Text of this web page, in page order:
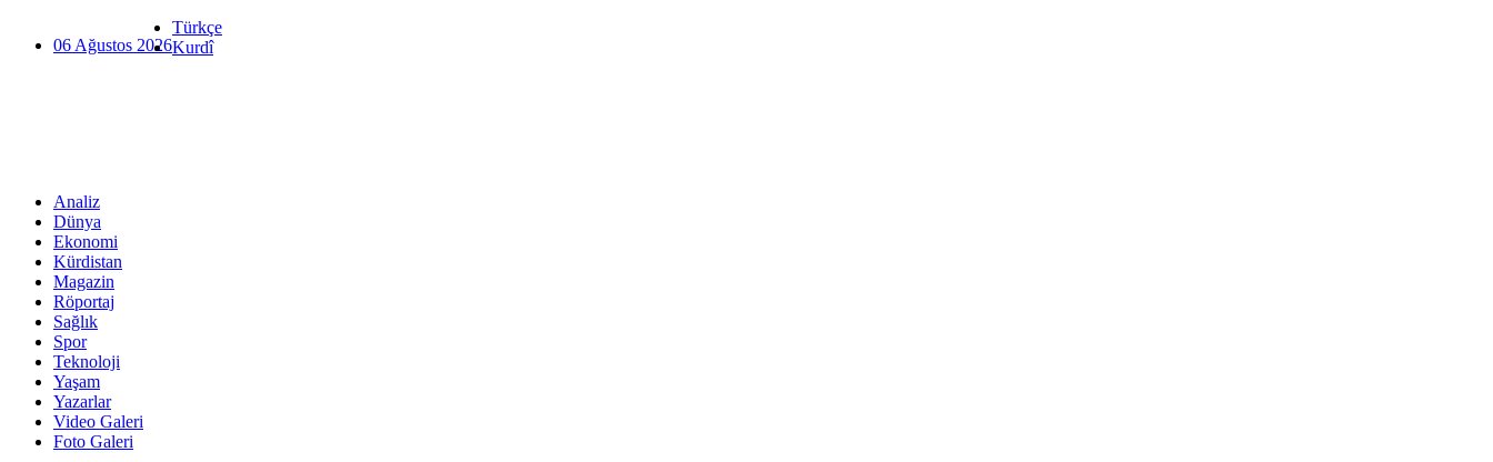
06 Ağustos 2026
Türkçe
Kurdî
Analiz
Dünya
Ekonomi
Kürdistan
Magazin
Röportaj
Sağlık
Spor
Teknoloji
Yaşam
Yazarlar
Video Galeri
Foto Galeri